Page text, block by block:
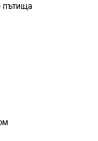
пътища